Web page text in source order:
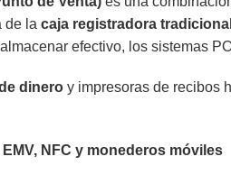
de la caja registradora tradicional
efectivo, los sistemas
dinero y impresoras de recibos
NFC y monederos móviles